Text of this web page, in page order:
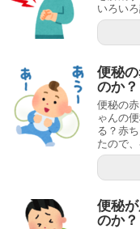
いろい
便秘
のか？
便秘の
ゃんの
る？赤
たので
便秘
のか？